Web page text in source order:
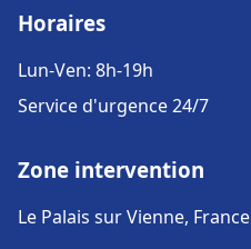
Horaires
Lun-Ven: 8h-19h
Service d'urgence 24/7
Zone intervention
Le Palais sur Vienne, France